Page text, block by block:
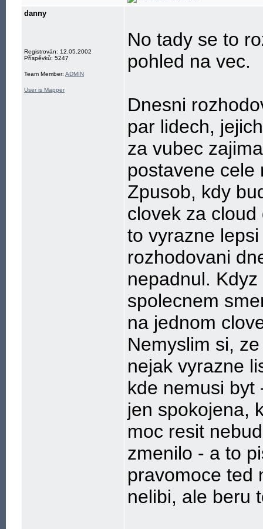
danny
Registrován: 12.05.2002
Příspěvků: 5247
Team Member: ADMIN
User is Mapper
No tady se to
pohled na vec.
Dnesni
par lidech,
za vubec
postavene cele
Zpusob, kdy
clovek za
to vyrazne
rozhodovani
nepadnul.
spolecnem
na jednom
Nemyslim si,
nejak vyrazne
kde nemusi byt
jen spokojena,
moc resit
zmenilo - a to
pravomoce ted
nelibi, ale beru